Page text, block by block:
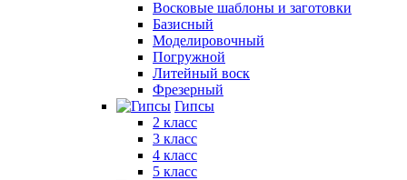
Восковые шаблоны и заготовки
Базисный
Моделировочный
Погружной
Литейный воск
Фрезерный
Гипсы
2 класс
3 класс
4 класс
5 класс